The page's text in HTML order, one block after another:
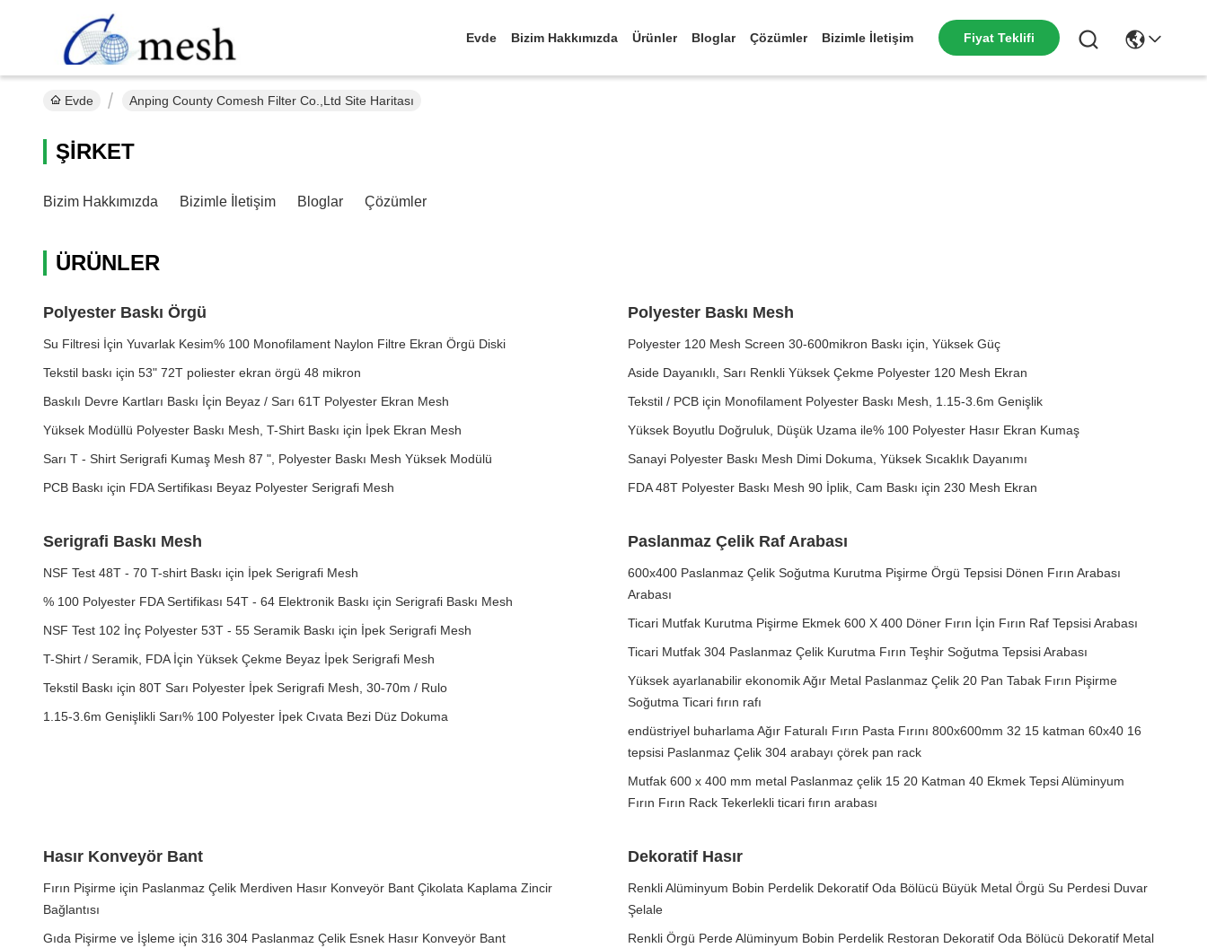
Evde Bizim Hakkımızda Ürünler Bloglar Çözümler Bizimle İletişim Fiyat Teklifi
Evde Anping County Comesh Filter Co.,Ltd Site Haritası
ŞIRKET
Bizim Hakkımızda Bizimle İletişim Bloglar Çözümler
ÜRÜNLER
Polyester Baskı Örgü
Su Filtresi İçin Yuvarlak Kesim% 100 Monofilament Naylon Filtre Ekran Örgü Diski
Tekstil baskı için 53" 72T poliester ekran örgü 48 mikron
Baskılı Devre Kartları Baskı İçin Beyaz / Sarı 61T Polyester Ekran Mesh
Yüksek Modüllü Polyester Baskı Mesh, T-Shirt Baskı için İpek Ekran Mesh
Sarı T - Shirt Serigrafi Kumaş Mesh 87 ", Polyester Baskı Mesh Yüksek Modülü
PCB Baskı için FDA Sertifikası Beyaz Polyester Serigrafi Mesh
Polyester Baskı Mesh
Polyester 120 Mesh Screen 30-600mikron Baskı için, Yüksek Güç
Aside Dayanıklı, Sarı Renkli Yüksek Çekme Polyester 120 Mesh Ekran
Tekstil / PCB için Monofilament Polyester Baskı Mesh, 1.15-3.6m Genişlik
Yüksek Boyutlu Doğruluk, Düşük Uzama ile% 100 Polyester Hasır Ekran Kumaş
Sanayi Polyester Baskı Mesh Dimi Dokuma, Yüksek Sıcaklık Dayanımı
FDA 48T Polyester Baskı Mesh 90 İplik, Cam Baskı için 230 Mesh Ekran
Serigrafi Baskı Mesh
NSF Test 48T - 70 T-shirt Baskı için İpek Serigrafi Mesh
% 100 Polyester FDA Sertifikası 54T - 64 Elektronik Baskı için Serigrafi Baskı Mesh
NSF Test 102 İnç Polyester 53T - 55 Seramik Baskı için İpek Serigrafi Mesh
T-Shirt / Seramik, FDA İçin Yüksek Çekme Beyaz İpek Serigrafi Mesh
Tekstil Baskı için 80T Sarı Polyester İpek Serigrafi Mesh, 30-70m / Rulo
1.15-3.6m Genişlikli Sarı% 100 Polyester İpek Cıvata Bezi Düz Dokuma
Paslanmaz Çelik Raf Arabası
600x400 Paslanmaz Çelik Soğutma Kurutma Pişirme Örgü Tepsisi Dönen Fırın Arabası
Arabası
Ticari Mutfak Kurutma Pişirme Ekmek 600 X 400 Döner Fırın İçin Fırın Raf Tepsisi Arabası
Ticari Mutfak 304 Paslanmaz Çelik Kurutma Fırın Teşhir Soğutma Tepsisi Arabası
Yüksek ayarlanabilir ekonomik Ağır Metal Paslanmaz Çelik 20 Pan Tabak Fırın Pişirme
Soğutma Ticari fırın rafı
endüstriyel buharlama Ağır Faturalı Fırın Pasta Fırını 800x600mm 32 15 katman 60x40 16
tepsisi Paslanmaz Çelik 304 arabayı çörek pan rack
Mutfak 600 x 400 mm metal Paslanmaz çelik 15 20 Katman 40 Ekmek Tepsi Alüminyum
Fırın Fırın Rack Tekerlekli ticari fırın arabası
Hasır Konveyör Bant
Fırın Pişirme için Paslanmaz Çelik Merdiven Hasır Konveyör Bant Çikolata Kaplama Zincir
Bağlantısı
Gıda Pişirme ve İşleme için 316 304 Paslanmaz Çelik Esnek Hasır Konveyör Bant
Dekoratif Hasır
Renkli Alüminyum Bobin Perdelik Dekoratif Oda Bölücü Büyük Metal Örgü Su Perdesi Duvar
Şelale
Renkli Örgü Perde Alüminyum Bobin Perdelik Restoran Dekoratif Oda Bölücü Dekoratif Metal